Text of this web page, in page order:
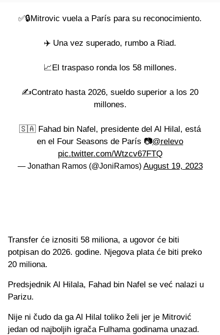
✅🔒Mitrovic vuela a París para su reconocimiento.
✈️ Una vez superado, rumbo a Riad.
📈El traspaso ronda los 58 millones.
✍️Contrato hasta 2026, sueldo superior a los 20
millones.
🇸🇦 Fahad bin Nafel, presidente del Al Hilal, está
en el Four Seasons de París 📷@relevo
pic.twitter.com/Wtzcv67FTQ
— Jonathan Ramos (@JoniRamos) August 19, 2023
Transfer će iznositi 58 miliona, a ugovor će biti
potpisan do 2026. godine. Njegova plata će biti preko
20 miliona.
Predsjednik Al Hilala, Fahad bin Nafel se već nalazi u
Parizu.
Nije ni čudo da ga Al Hilal toliko želi jer je Mitrović
jedan od najboljih igrača Fulhama godinama unazad.